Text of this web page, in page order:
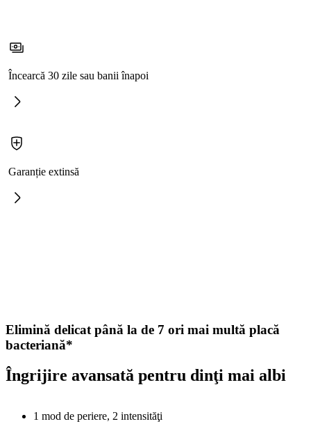
Încearcă 30 zile sau banii înapoi
Garanție extinsă
Elimină delicat până la de 7 ori mai multă placă
bacteriană*
Îngrijire avansată pentru dinţi mai albi
1 mod de periere, 2 intensităţi